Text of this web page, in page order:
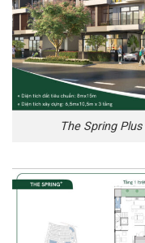
The Spring Plus